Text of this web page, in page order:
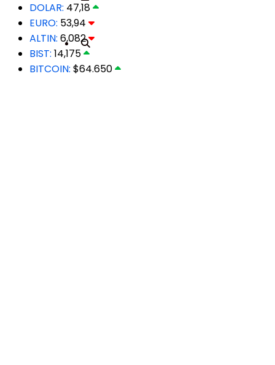
DOLAR: 47,18
EURO: 53,94
ALTIN: 6,082
BIST: 14,175
BITCOIN: $64.650